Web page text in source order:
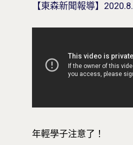
【東森新聞報導】
年輕學子注意了！